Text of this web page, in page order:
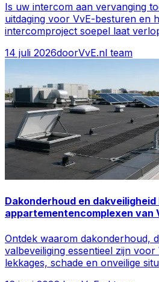
Is uw intercom aan vervanging
uitdaging voor VvE-besturen en
intercomproject soepel laat
14 juli 2026doorVvE.nl team
Dakonderhoud en dakveiligheid
appartementencomplexen van
Ontdek waarom dakonderhoud,
valbeveiliging essentieel zijn
lekkages, schade en onveilige